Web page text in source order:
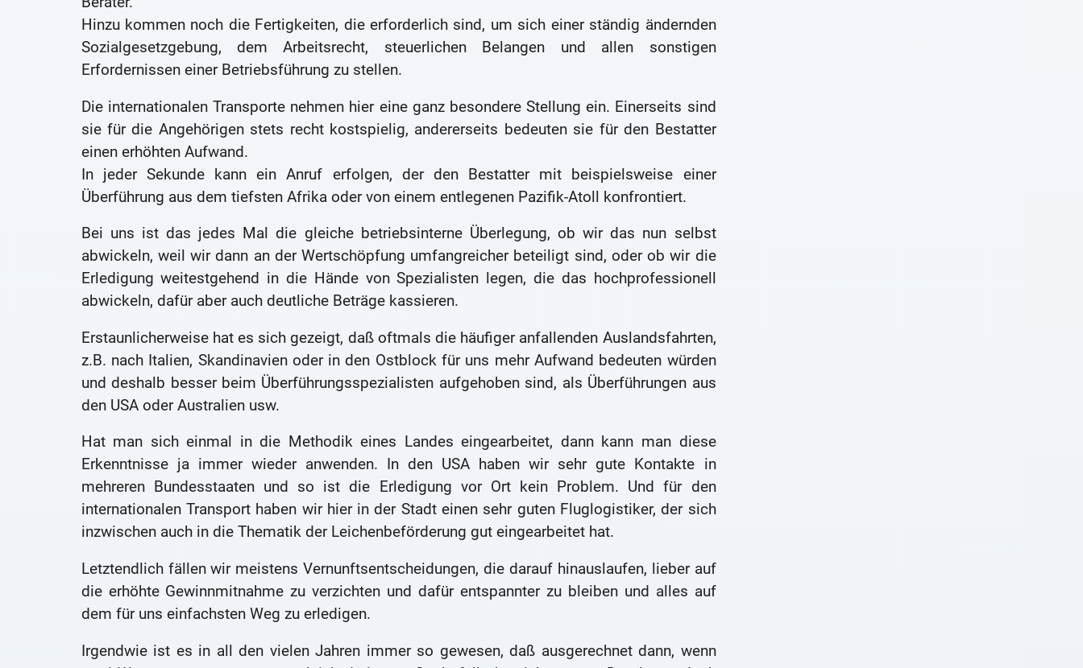
Hinzu kommen noch die Fertigkeiten, die erforderlich sind, um sich einer ständig ändernden
Sozialgesetzgebung, dem Arbeitsrecht, steuerlichen Belangen und allen sonstigen
Erfordernissen einer Betriebsführung zu stellen.
Die internationalen Transporte nehmen hier eine ganz besondere Stellung ein. Einerseits sind
sie für die Angehörigen stets recht kostspielig, andererseits bedeuten sie für den Bestatter
einen erhöhten Aufwand.
In jeder Sekunde kann ein Anruf erfolgen, der den Bestatter mit beispielsweise einer
Überführung aus dem tiefsten Afrika oder von einem entlegenen Pazifik-Atoll konfrontiert.
Bei uns ist das jedes Mal die gleiche betriebsinterne Überlegung, ob wir das nun selbst
abwickeln, weil wir dann an der Wertschöpfung umfangreicher beteiligt sind, oder ob wir die
Erledigung weitestgehend in die Hände von Spezialisten legen, die das hochprofessionell
abwickeln, dafür aber auch deutliche Beträge kassieren.
Erstaunlicherweise hat es sich gezeigt, daß oftmals die häufiger anfallenden Auslandsfahrten,
z.B. nach Italien, Skandinavien oder in den Ostblock für uns mehr Aufwand bedeuten würden
und deshalb besser beim Überführungsspezialisten aufgehoben sind, als Überführungen aus
den USA oder Australien usw.
Hat man sich einmal in die Methodik eines Landes eingearbeitet, dann kann man diese
Erkenntnisse ja immer wieder anwenden. In den USA haben wir sehr gute Kontakte in
mehreren Bundesstaaten und so ist die Erledigung vor Ort kein Problem. Und für den
internationalen Transport haben wir hier in der Stadt einen sehr guten Fluglogistiker, der sich
inzwischen auch in die Thematik der Leichenbeförderung gut eingearbeitet hat.
Letztendlich fällen wir meistens Vernunftsentscheidungen, die darauf hinauslaufen, lieber auf
die erhöhte Gewinnmitnahme zu verzichten und dafür entspannter zu bleiben und alles auf
dem für uns einfachsten Weg zu erledigen.
Irgendwie ist es in all den vielen Jahren immer so gewesen, daß ausgerechnet dann, wenn